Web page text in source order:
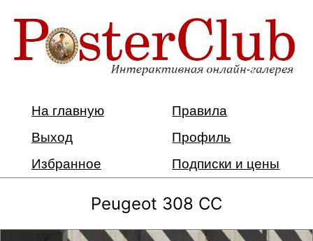
На главную
Правила
Выход
Профиль
Избранное
Подписки и цены
Peugeot 308 CC